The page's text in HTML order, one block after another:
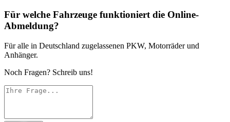
Für welche Fahrzeuge funktioniert die Online-
Abmeldung?
Für alle in Deutschland zugelassenen PKW, Motorräder und
Anhänger.
Noch Fragen? Schreib uns!